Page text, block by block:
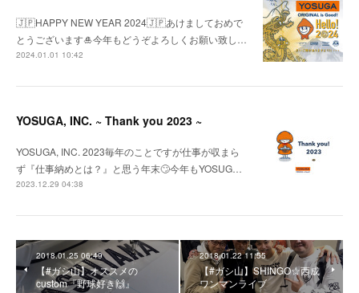
🇯🇵HAPPY NEW YEAR 2024🇯🇵あけましておめで
とうございます🎍今年もどうぞよろしくお願い致し…
2024.01.01 10:42
YOSUGA, INC. ~ Thank you 2023 ~
YOSUGA, INC. 2023毎年のことですが仕事が収まら
ず『仕事納めとは？』と思う年末🙄今年もYOSUG…
2023.12.29 04:38
2018.01.25 06:49
【#ガシ山】オススメの
custom『野球好き🙌』
2018.01.22 11:55
【#ガシ山】SHINGO☆西成
ワンマンライブ